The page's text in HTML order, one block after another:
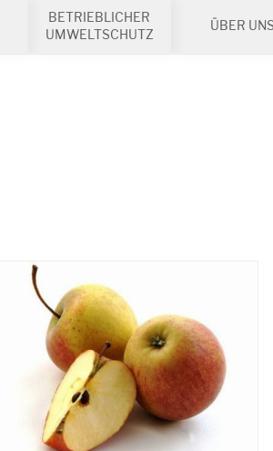
BETRIEBLICHER
UMWELTSCHUTZ
ÜBER